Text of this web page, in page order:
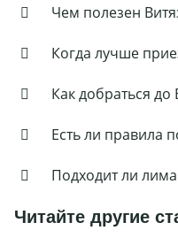
Чем полезен
Когда лучше
Как добраться до
Есть ли правила
Подходит ли
Читайте другие